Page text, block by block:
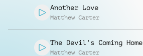
Another Love
Matthew Carter
The Devil's Coming Home
Matthew Carter